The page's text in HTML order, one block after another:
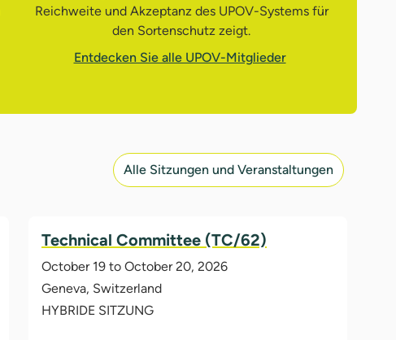
Reichweite und Akzeptanz des UPOV-Systems für
den Sortenschutz zeigt.
Entdecken Sie alle UPOV-Mitglieder
Alle Sitzungen und Veranstaltungen
Technical Committee (TC/62)
October 19 to October 20, 2026
Geneva, Switzerland
HYBRIDE SITZUNG